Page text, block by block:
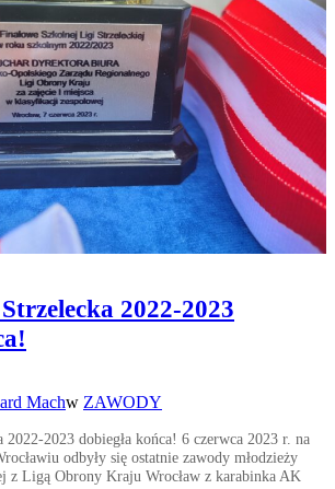
2022-2023
Machw ZAWODY
2023 dobiegła końca! 6 czerwca 2023 r. na
odbyły się ostatnie zawody młodzieży
z Ligą Obrony Kraju Wrocław z karabinka AK